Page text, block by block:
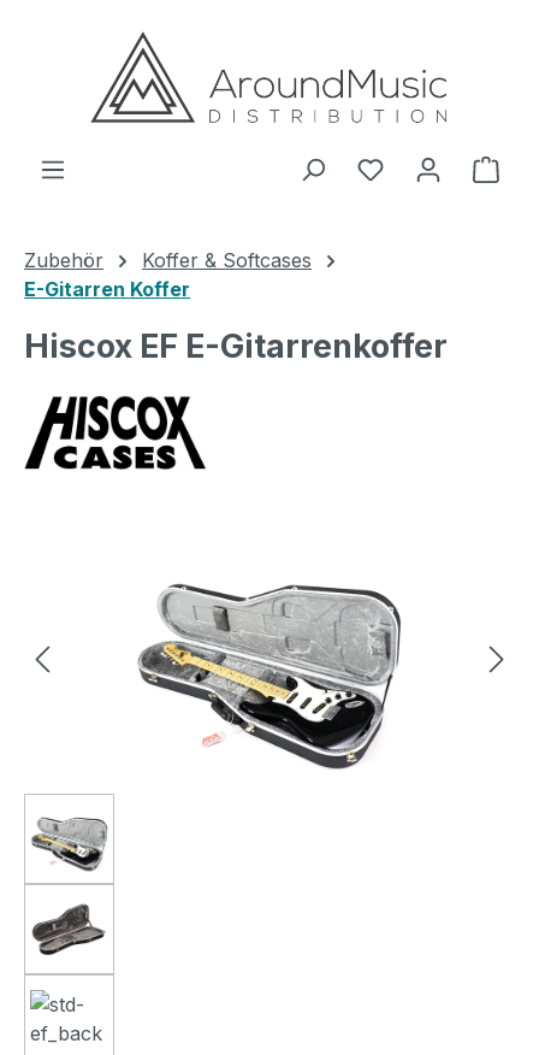
Zum Hauptinhalt springen
Zubehör
Koffer & Softcases
E-Gitarren Koffer
Hiscox EF E-Gitarrenkoffer